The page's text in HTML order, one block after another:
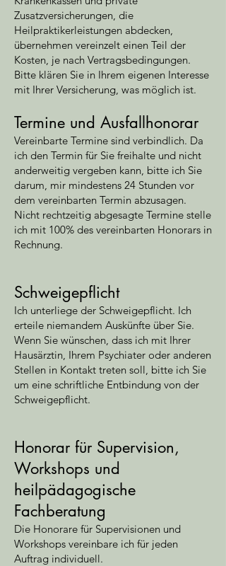
Zusatzversicherungen, die
Heilpraktikerleistungen abdecken,
übernehmen vereinzelt einen Teil der
Kosten, je nach Vertragsbedingungen.
Bitte klären Sie in Ihrem eigenen Interesse
mit Ihrer Versicherung, was möglich ist.
Termine und Ausfallhonorar
Vereinbarte Termine sind verbindlich. Da
ich den Termin für Sie freihalte und nicht
anderweitig vergeben kann, bitte ich Sie
darum, mir mindestens 24 Stunden vor
dem vereinbarten Termin abzusagen.
Nicht rechtzeitig abgesagte Termine stelle
ich mit 100% des vereinbarten Honorars in
Rechnung.
Schweigepflicht
Ich unterliege der Schweigepflicht. Ich
erteile niemandem Auskünfte über Sie.
Wenn Sie wünschen, dass ich mit Ihrer
Hausärztin, Ihrem Psychiater oder anderen
Stellen in Kontakt treten soll, bitte ich Sie
um eine schriftliche Entbindung von der
Schweigepflicht.
Honorar für Supervision,
Workshops und
heilpädagogische
Fachberatung
Die Honorare für Supervisionen und
Workshops vereinbare ich für jeden
Auftrag individuell.